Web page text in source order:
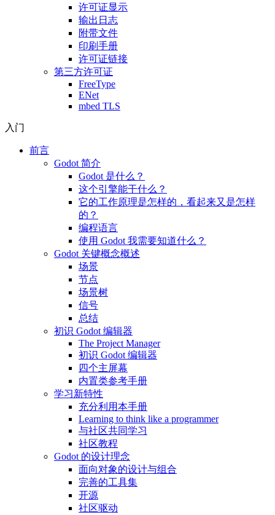
许可证显示
输出日志
附带文件
印刷手册
许可证链接
第三方许可证
FreeType
ENet
mbed TLS
入门
前言
Godot 简介
Godot 是什么？
这个引擎能干什么？
它的工作原理是怎样的，看起来又是怎样
的？
编程语言
使用 Godot 我需要知道什么？
Godot 关键概念概述
场景
节点
场景树
信号
总结
初识 Godot 编辑器
The Project Manager
初识 Godot 编辑器
四个主屏幕
内置类参考手册
学习新特性
充分利用本手册
Learning to think like a programmer
与社区共同学习
社区教程
Godot 的设计理念
面向对象的设计与组合
完善的工具集
开源
社区驱动